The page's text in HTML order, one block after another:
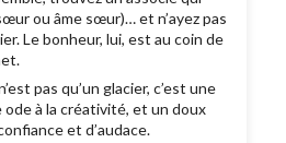
ou âme sœur)… et n’ayez pas
Le bonheur, lui, est au coin de
pas qu’un glacier, c’est une
à la créativité, et un doux
et d’audace.